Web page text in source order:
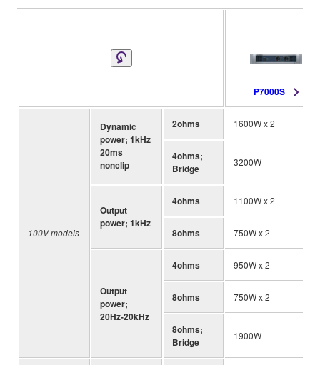
P7000S
100V models
Dynamic
power; 1kHz
20ms
nonclip
2ohms 1600W x 2
4ohms;
Bridge
3200W
Output
power; 1kHz
4ohms 1100W x 2
8ohms 750W x 2
Output
power;
20Hz-20kHz
4ohms 950W x 2
8ohms 750W x 2
8ohms;
Bridge
1900W